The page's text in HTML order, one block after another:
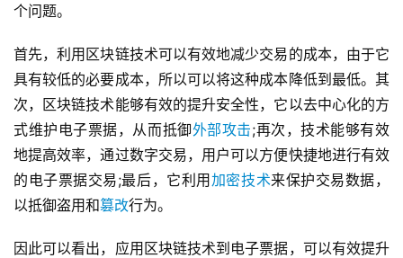
个问题。
首先，利用区块链技术可以有效地减少交易的成本，由于它
具有较低的必要成本，所以可以将这种成本降低到最低。其
次，区块链技术能够有效的提升安全性，它以去中心化的方
式维护电子票据，从而抵御外部攻击;再次，技术能够有效
地提高效率，通过数字交易，用户可以方便快捷地进行有效
的电子票据交易;最后，它利用加密技术来保护交易数据，
以抵御盗用和篡改行为。
因此可以看出，应用区块链技术到电子票据，可以有效提升